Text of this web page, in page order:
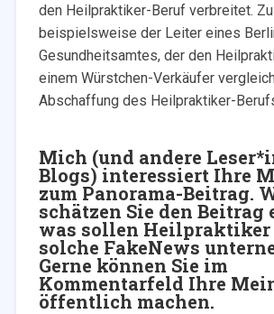
den Heilpraktiker-Beruf verbreitet.
beispielsweise der Leiter eines
Gesundheitsamtes, der den
einem Würstchen-Verkäufer
Abschaffung des Heilpraktiker-
Mich (und andere
Blogs) interessiert Ihre
zum Panorama-Beitrag.
schätzen Sie den Beitrag
was sollen Heilpraktiker
solche FakeNews
Gerne können Sie im
Kommentarfeld Ihre
öffentlich machen.